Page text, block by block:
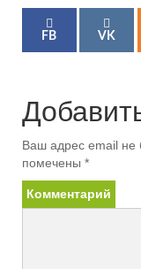
FB VK
Ваш адрес email не
помечены *
Комментарий